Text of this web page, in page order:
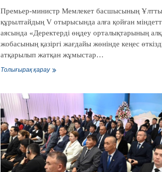
Премьер-министр Мемлекет басшысының
құрылтайдың V отырысында алға қойған
аясында «Деректерді өңдеу орталықтарының
жобасының қазіргі жағдайы жөнінде кеңес
атқарылып жатқан жұмыстар…
Толығырақ қарауОлжас
орындау
аясында
«Деректерді
өңдеу
орталықтары
алқабы»
жобасын
жүзеге